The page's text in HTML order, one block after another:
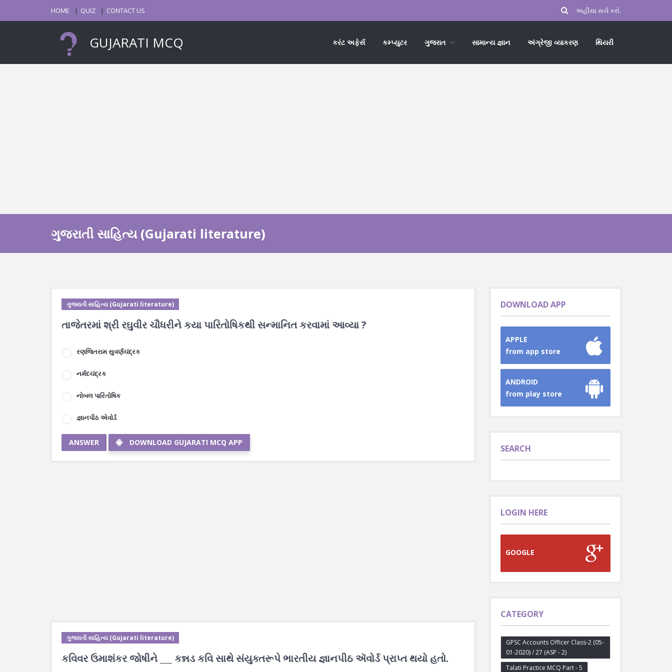
HOME QUIZ CONTACT US
GUJARATI MCQ કરંટ અફેર્સ કમ્પ્યુટર ગુજરાત સામાન્ય જ્ઞાન અંગ્રેજી વ્યાકરણ થિયરી
ગુજરાતી સાહિત્ય (Gujarati literature)
ગુજરાતી સાહિત્ય (Gujarati literature)
તાજેતરમાં શ્રી રઘુવીર ચૌધરીને કયા પારિતોષિકથી સન્માનિત કરવામાં આવ્યા ?
રણજિતરામ સુવર્ણચંદ્રક
નર્મદચંદ્રક
નોબલ પારિતોષિક
જ્ઞાનપીઠ એવોર્ડ
ANSWER DOWNLOAD GUJARATI MCQ APP
ગુજરાતી સાહિત્ય (Gujarati literature)
કવિવર ઉમાશંકર જોષીને ___ કન્નડ કવિ સાથે સંયુક્તરૂપે ભારતીય જ્ઞાનપીઠ ઍવોર્ડ પ્રાપ્ત થયો હતો.
DOWNLOAD APP
APPLE
from app store
ANDROID
from play store
SEARCH
LOGIN HERE
GOOGLE
CATEGORY
GPSC Accounts Officer Class-2 (05-
01-2020) / 27 (ASP - 2)
Talati Practice MCQ Part - 5